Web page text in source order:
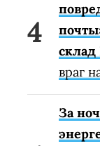
склад
враг
За